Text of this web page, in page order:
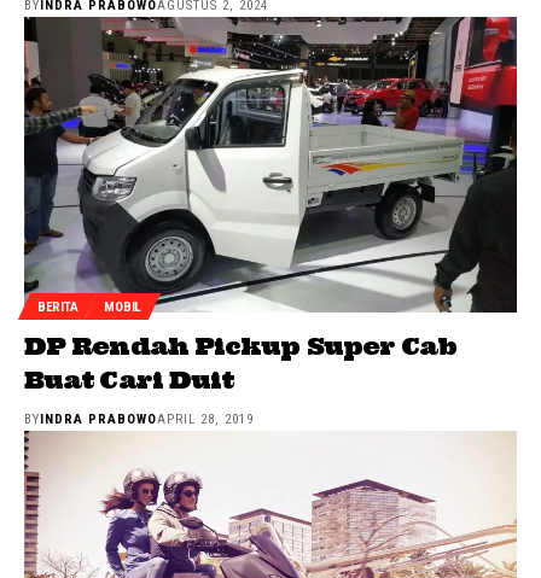
BY INDRA PRABOWOAGUSTUS 2, 2024
BERITA MOBIL
DP Rendah Pickup Super Cab
Buat Cari Duit
BY INDRA PRABOWOAPRIL 28, 2019